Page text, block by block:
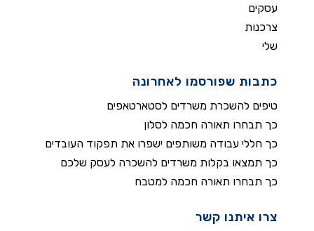
עסקים
צרכנות
שלי
כתבות שפורסמו לאחרונה
טיפים להשכרת משרדים לסטארטאפים
כך תבחרו תאורה חכמה לסלון
כך חללי עבודה משותפים ישפרו את תפקוד העובדים
כך תמצאו בקלות משרדים להשכרה לעסק שלכם
כך תבחרו תאורה חכמה למטבח
צרו איתנו קשר